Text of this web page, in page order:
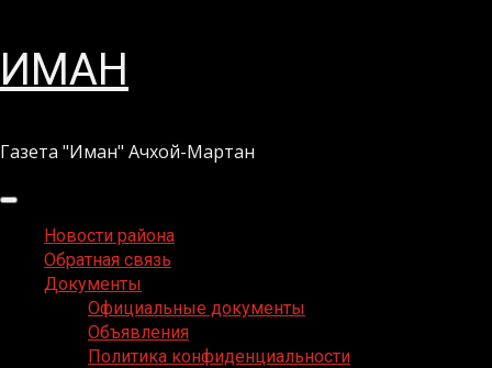
Перейти
кИМАН
Газета "Иман" Ачхой-Мартан
Основное
менюНовости района
Обратная связь
Документы
Официальные документы
Объявления
Политика конфиденциальности